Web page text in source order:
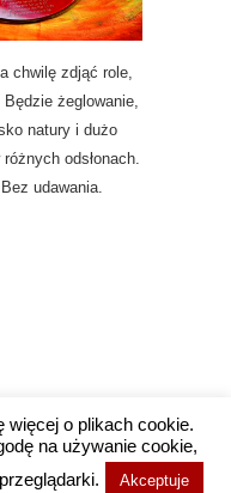
chwilę zdjąć role,
żeglowanie,
natury i dużo
odsłonach.
udawania.
/ Projekt i
więcej o plikach cookie.
na używanie cookie,
Akceptuje